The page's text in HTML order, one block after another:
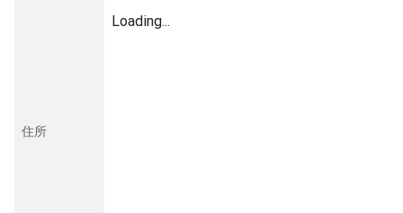
住所
Loading...